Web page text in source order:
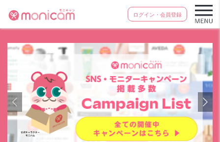
ログイン・会員登録